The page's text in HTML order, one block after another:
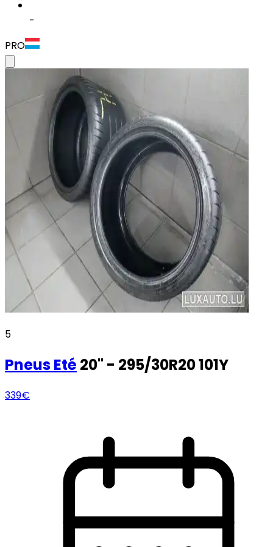
-
PRO
5
PneusEté 20" - 295/30R20 101Y
339€